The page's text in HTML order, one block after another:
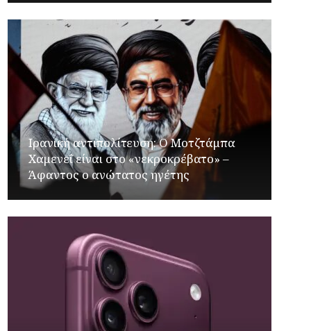
Ιρανική αντιπολίτευση: Ο Μοτζτάμπα
Χαμενεΐ είναι στο «νεκροκρέβατο» –
Άφαντος ο ανώτατος ηγέτης